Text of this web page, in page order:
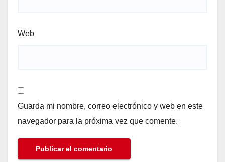
Web
Guarda mi nombre, correo electrónico y web en este
navegador para la próxima vez que comente.